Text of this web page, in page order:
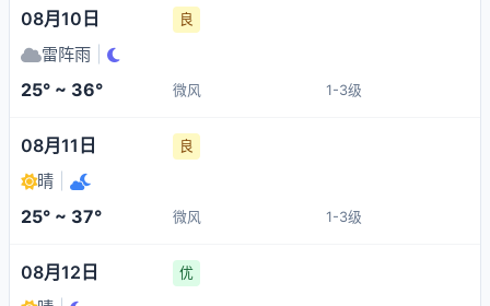
08月10日 良
雷阵雨
25° ~ 36° 微风 1-3级
08月11日 良
晴
25° ~ 37° 微风 1-3级
08月12日 优